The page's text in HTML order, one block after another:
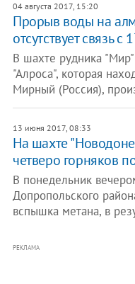
04 августа 2017, 15:20
Прорыв воды на
отсутствует связь
В шахте рудника
"Алроса", которая
Мирный (Россия),
13 июня 2017, 08:33
​На шахте
четверо горняков
В понедельник
Допропольского
вспышка метана, в
РЕКЛАМА